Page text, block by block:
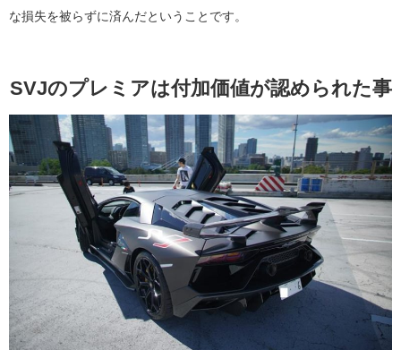
な損失を被らずに済んだということです。
SVJのプレミアは付加価値が認められた事